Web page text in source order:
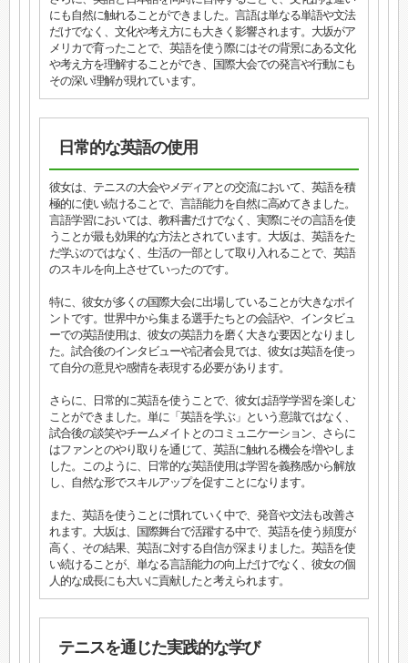
にも自然に触れることができました。言語は単なる単語や文法
だけでなく、文化や考え方にも大きく影響されます。大坂がア
メリカで育ったことで、英語を使う際にはその背景にある文化
や考え方を理解することができ、国際大会での発言や行動にも
その深い理解が現れています。
日常的な英語の使用
彼女は、テニスの大会やメディアとの交流において、英語を積
極的に使い続けることで、言語能力を自然に高めてきました。
言語学習においては、教科書だけでなく、実際にその言語を使
うことが最も効果的な方法とされています。大坂は、英語をた
だ学ぶのではなく、生活の一部として取り入れることで、英語
のスキルを向上させていったのです。
特に、彼女が多くの国際大会に出場していることが大きなポイ
ントです。世界中から集まる選手たちとの会話や、インタビュ
ーでの英語使用は、彼女の英語力を磨く大きな要因となりまし
た。試合後のインタビューや記者会見では、彼女は英語を使っ
て自分の意見や感情を表現する必要があります。
さらに、日常的に英語を使うことで、彼女は語学学習を楽しむ
ことができました。単に「英語を学ぶ」という意識ではなく、
試合後の談笑やチームメイトとのコミュニケーション、さらに
はファンとのやり取りを通じて、英語に触れる機会を増やしま
した。このように、日常的な英語使用は学習を義務感から解放
し、自然な形でスキルアップを促すことになります。
また、英語を使うことに慣れていく中で、発音や文法も改善さ
れます。大坂は、国際舞台で活躍する中で、英語を使う頻度が
高く、その結果、英語に対する自信が深まりました。英語を使
い続けることが、単なる言語能力の向上だけでなく、彼女の個
人的な成長にも大いに貢献したと考えられます。
テニスを通じた実践的な学び